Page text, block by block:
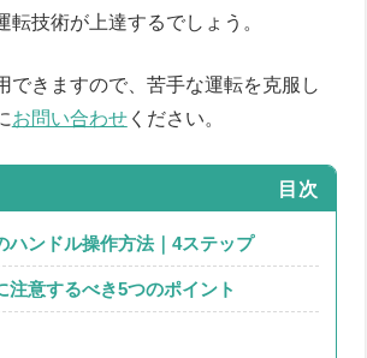
転技術が上達するでしょう。
できますので、苦手な運転を克服し
お問い合わせください。
目次
ハンドル操作方法｜4ステップ
注意するべき5つのポイント